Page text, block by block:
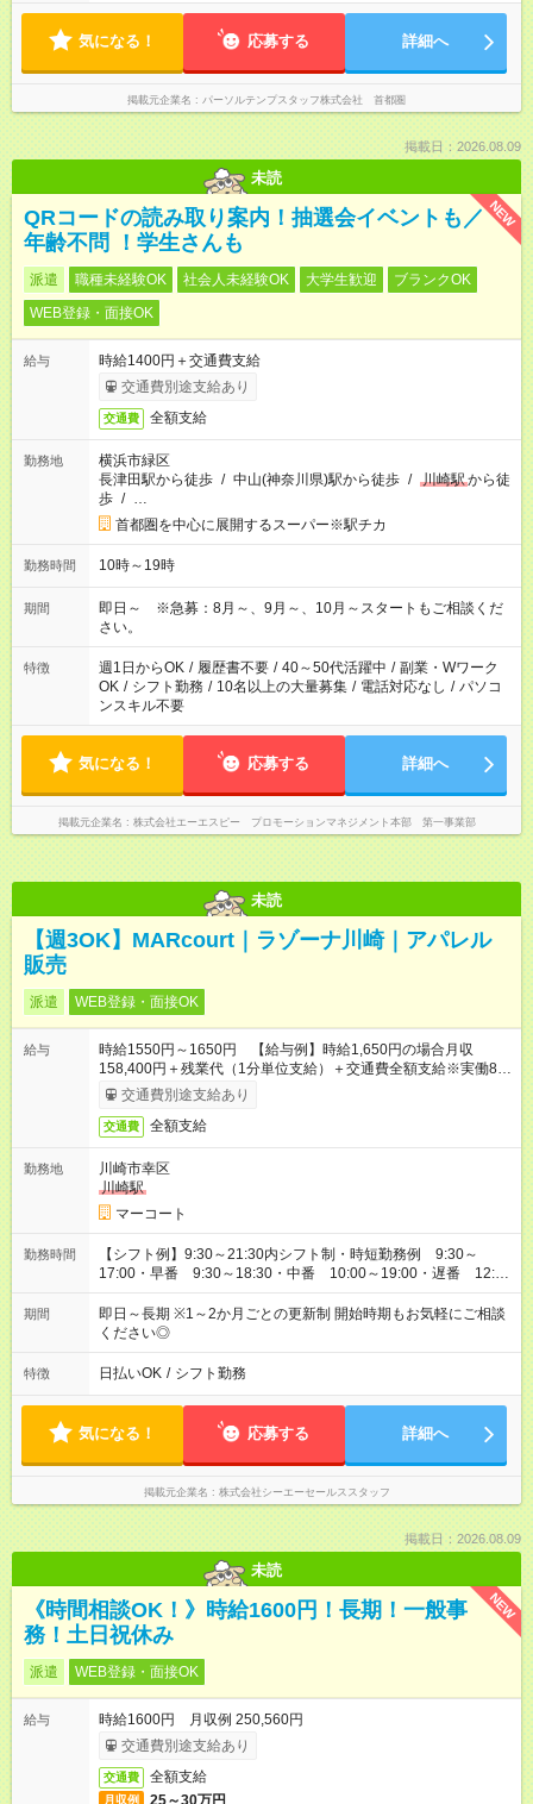
気になる！ 応募する 詳細へ
掲載元企業名 パーソルテンプスタッフ株式会社 首都圏
掲載日：2026.08.09
未読
NEW
QRコードの読み取り案内！抽選会イベントも／
年齢不問 ！学生さんも
派遣 職種未経験OK 社会人未経験OK 大学生歓迎
ブランクOK
WEB登録・面接OK
給与
時給1400円＋交通費支給
交通費別途支給あり
交通費 全額支給
勤務地
横浜市緑区
長津田駅から徒歩 / 中山(神奈川県)駅から徒歩 / 川崎駅から徒
歩 / …
首都圏を中心に展開するスーパー※駅チカ
勤務時間 10時～19時
期間
即日～ ※急募：8月～、9月～、10月～スタートもご相談くだ
さい。
特徴 週1日からOK / 履歴書不要 / 40～50代活躍中 / 副業・Wワーク
OK / シフト勤務 / 10名以上の大量募集 / 電話対応なし / パソコ
ンスキル不要
気になる！ 応募する 詳細へ
掲載元企業名 株式会社エーエスピー プロモーションマネジメント本部 第一事業部
未読
【週3OK】MARcourt｜ラゾーナ川崎｜アパレル
販売
派遣 WEB登録・面接OK
給与
時給1550円～1650円 【給与例】時給1,650円の場合月収
158,400円＋残業代（1分単位支給）＋交通費全額支給※実働8時
間×月12日勤務の場合 ※お時給は一例です。ご経験により異な
ります。
交通費別途支給あり
交通費 全額支給
勤務地
川崎市幸区
川崎駅
マーコート
勤務時間
【シフト例】9:30～21:30内シフト制・時短勤務例 9:30～
17:00・早番 9:30～18:30・中番 10:00～19:00・遅番 12:30
～21:30実働6時間30分～8時間／休憩1時間※週3日～勤務相談
OK
期間
即日～長期 ※1～2か月ごとの更新制 開始時期もお気軽にご相談
ください◎
特徴 日払いOK / シフト勤務
気になる！ 応募する 詳細へ
掲載元企業名 株式会社シーエーセールススタッフ
掲載日：2026.08.09
未読
NEW
《時間相談OK！》時給1600円！長期！一般事
務！土日祝休み
派遣 WEB登録・面接OK
給与
時給1600円 月収例 250,560円
交通費別途支給あり
交通費 全額支給
月収例 25～30万円